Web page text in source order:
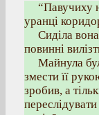
“Павучиху
уранці
Сиділа
повинні
Майнула
змести її
зробив, а